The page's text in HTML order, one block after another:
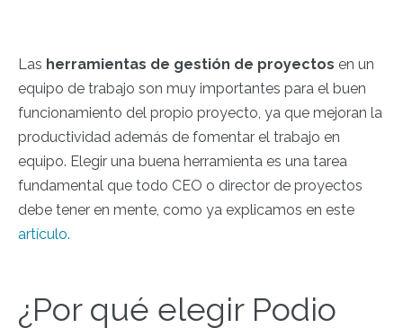
Las herramientas de gestión de proyectos en un
equipo de trabajo son muy importantes para el buen
funcionamiento del propio proyecto, ya que mejoran la
productividad además de fomentar el trabajo en
equipo. Elegir una buena herramienta es una tarea
fundamental que todo CEO o director de proyectos
debe tener en mente, como ya explicamos en este
artículo.
¿Por qué elegir Podio